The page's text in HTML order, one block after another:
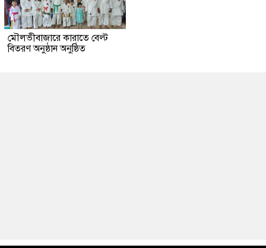
মৌলভীবাজারে কারাতে বেল্ট
বিতরণ অনুষ্ঠান অনুষ্ঠিত